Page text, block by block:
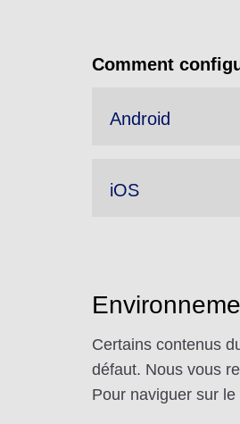
Comment
Android
iOS
Certains contenus
défaut. Nous vous
Pour naviguer sur